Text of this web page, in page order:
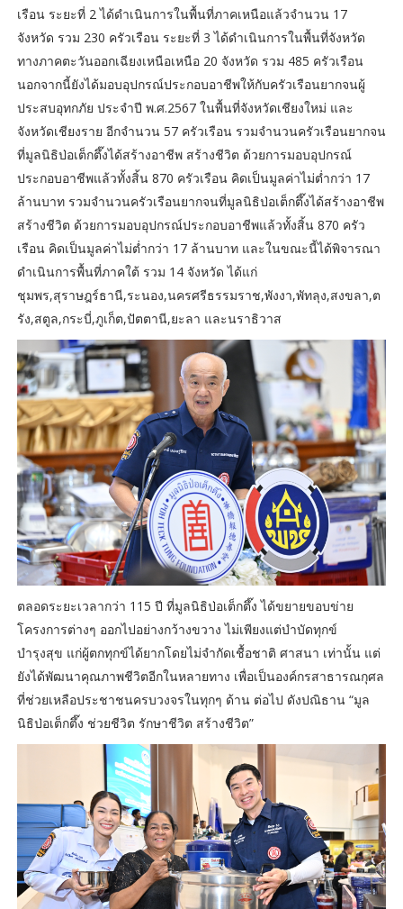
เรือน ระยะที่ 2 ได้ดำเนินการในพื้นที่ภาคเหนือแล้วจำนวน 17
จังหวัด รวม 230 ครัวเรือน ระยะที่ 3 ได้ดำเนินการในพื้นที่จังหวัด
ทางภาคตะวันออกเฉียงเหนือเหนือ 20 จังหวัด รวม 485 ครัวเรือน
นอกจากนี้ยังได้มอบอุปกรณ์ประกอบอาชีพให้กับครัวเรือนยากจนผู้
ประสบอุทกภัย ประจำปี พ.ศ.2567 ในพื้นที่จังหวัดเชียงใหม่ และ
จังหวัดเชียงราย อีกจำนวน 57 ครัวเรือน รวมจำนวนครัวเรือนยากจน
ที่มูลนิธิป่อเต็กตึ๊งได้สร้างอาชีพ สร้างชีวิต ด้วยการมอบอุปกรณ์
ประกอบอาชีพแล้วทั้งสิ้น 870 ครัวเรือน คิดเป็นมูลค่าไม่ต่ำกว่า 17
ล้านบาท รวมจำนวนครัวเรือนยากจนที่มูลนิธิป่อเต็กตึ๊งได้สร้างอาชีพ
สร้างชีวิต ด้วยการมอบอุปกรณ์ประกอบอาชีพแล้วทั้งสิ้น 870 ครัว
เรือน คิดเป็นมูลค่าไม่ต่ำกว่า 17 ล้านบาท และในขณะนี้ได้พิจารณา
ดำเนินการพื้นที่ภาคใต้ รวม 14 จังหวัด ได้แก่
ชุมพร,สุราษฎร์ธานี,ระนอง,นครศรีธรรมราช,พังงา,พัทลุง,สงขลา,ต
รัง,สตูล,กระบี่,ภูเก็ต,ปัตตานี,ยะลา และนราธิวาส
ตลอดระยะเวลากว่า 115 ปี ที่มูลนิธิป่อเต็กตึ๊ง ได้ขยายขอบข่าย
โครงการต่างๆ ออกไปอย่างกว้างขวาง ไม่เพียงแต่บำบัดทุกข์
บำรุงสุข แก่ผู้ตกทุกข์ได้ยากโดยไม่จำกัดเชื้อชาติ ศาสนา เท่านั้น แต่
ยังได้พัฒนาคุณภาพชีวิตอีกในหลายทาง เพื่อเป็นองค์กรสาธารณกุศล
ที่ช่วยเหลือประชาชนครบวงจรในทุกๆ ด้าน ต่อไป ดังปณิธาน “มูล
นิธิป่อเต็กตึ๊ง ช่วยชีวิต รักษาชีวิต สร้างชีวิต”